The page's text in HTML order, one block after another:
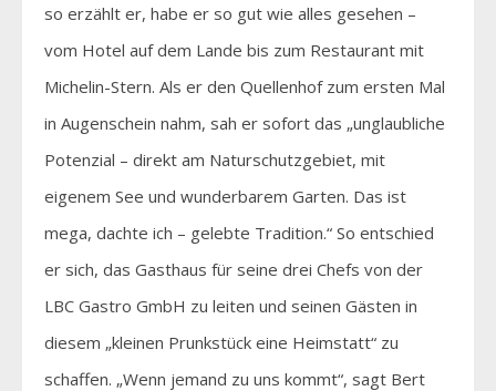
so erzählt er, habe er so gut wie alles gesehen –
vom Hotel auf dem Lande bis zum Restaurant mit
Michelin-Stern. Als er den Quellenhof zum ersten Mal
in Augenschein nahm, sah er sofort das „unglaubliche
Potenzial – direkt am Naturschutzgebiet, mit
eigenem See und wunderbarem Garten. Das ist
mega, dachte ich – gelebte Tradition.“ So entschied
er sich, das Gasthaus für seine drei Chefs von der
LBC Gastro GmbH zu leiten und seinen Gästen in
diesem „kleinen Prunkstück eine Heimstatt“ zu
schaffen. „Wenn jemand zu uns kommt“, sagt Bert